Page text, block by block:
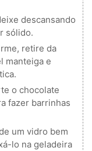
descansando
sólido.
retire da
manteiga e
o chocolate
fazer barrinhas
um vidro bem
lo na geladeira